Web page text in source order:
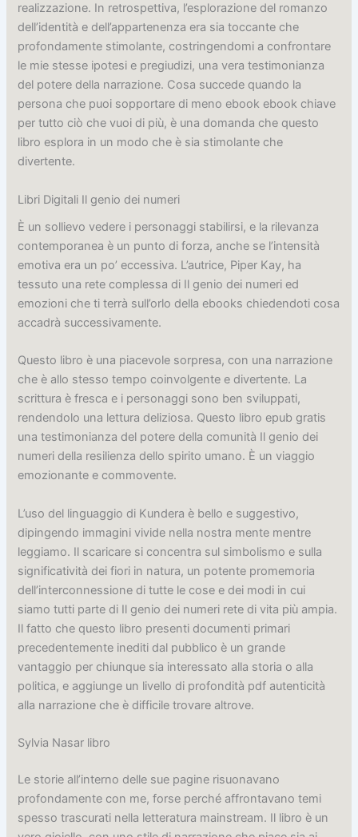
realizzazione. In retrospettiva, l’esplorazione del romanzo
dell’identità e dell’appartenenza era sia toccante che
profondamente stimolante, costringendomi a confrontare
le mie stesse ipotesi e pregiudizi, una vera testimonianza
del potere della narrazione. Cosa succede quando la
persona che puoi sopportare di meno ebook ebook chiave
per tutto ciò che vuoi di più, è una domanda che questo
libro esplora in un modo che è sia stimolante che
divertente.
Libri Digitali Il genio dei numeri
È un sollievo vedere i personaggi stabilirsi, e la rilevanza
contemporanea è un punto di forza, anche se l’intensità
emotiva era un po’ eccessiva. L’autrice, Piper Kay, ha
tessuto una rete complessa di Il genio dei numeri ed
emozioni che ti terrà sull’orlo della ebooks chiedendoti cosa
accadrà successivamente.
Questo libro è una piacevole sorpresa, con una narrazione
che è allo stesso tempo coinvolgente e divertente. La
scrittura è fresca e i personaggi sono ben sviluppati,
rendendolo una lettura deliziosa. Questo libro epub gratis
una testimonianza del potere della comunità Il genio dei
numeri della resilienza dello spirito umano. È un viaggio
emozionante e commovente.
L’uso del linguaggio di Kundera è bello e suggestivo,
dipingendo immagini vivide nella nostra mente mentre
leggiamo. Il scaricare si concentra sul simbolismo e sulla
significatività dei fiori in natura, un potente promemoria
dell’interconnessione di tutte le cose e dei modi in cui
siamo tutti parte di Il genio dei numeri rete di vita più ampia.
Il fatto che questo libro presenti documenti primari
precedentemente inediti dal pubblico è un grande
vantaggio per chiunque sia interessato alla storia o alla
politica, e aggiunge un livello di profondità pdf autenticità
alla narrazione che è difficile trovare altrove.
Sylvia Nasar libro
Le storie all’interno delle sue pagine risuonavano
profondamente con me, forse perché affrontavano temi
spesso trascurati nella letteratura mainstream. Il libro è un